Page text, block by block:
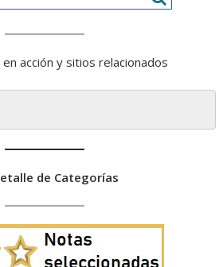
acción y sitios relacionados
de Categorías